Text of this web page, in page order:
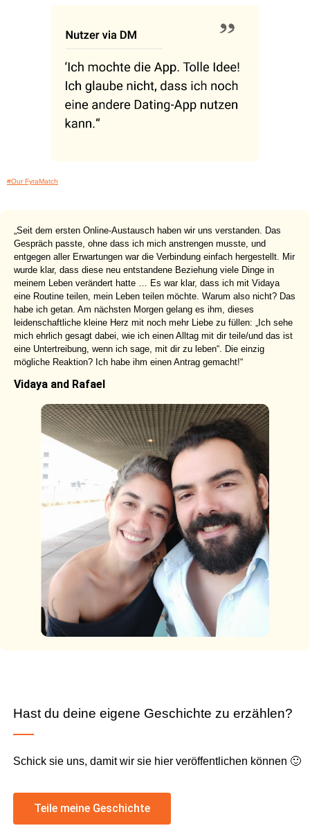
#Our FyraMatch
„Seit dem ersten Online-Austausch haben wir uns verstanden. Das
Gespräch passte, ohne dass ich mich anstrengen musste, und
entgegen aller Erwartungen war die Verbindung einfach hergestellt. Mir
wurde klar, dass diese neu entstandene Beziehung viele Dinge in
meinem Leben verändert hatte … Es war klar, dass ich mit Vidaya
eine Routine teilen, mein Leben teilen möchte. Warum also nicht? Das
habe ich getan. Am nächsten Morgen gelang es ihm, dieses
leidenschaftliche kleine Herz mit noch mehr Liebe zu füllen: „Ich sehe
mich ehrlich gesagt dabei, wie ich einen Alltag mit dir teile/und das ist
eine Untertreibung, wenn ich sage, mit dir zu leben“. Die einzig
mögliche Reaktion? Ich habe ihm einen Antrag gemacht!“
Vidaya and Rafael
Hast du deine eigene Geschichte zu erzählen?
Schick sie uns, damit wir sie hier veröffentlichen können 🙂
Teile meine Geschichte